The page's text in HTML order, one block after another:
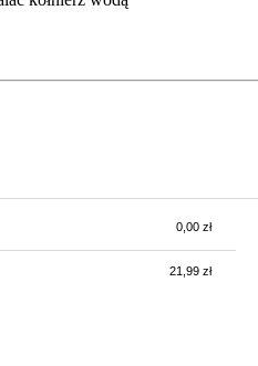
0,00 zł
21,99 zł